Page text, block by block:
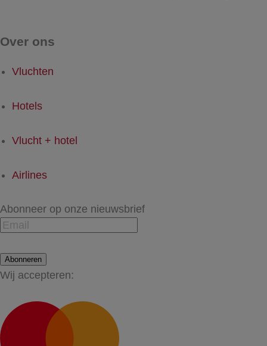
Over ons
Vluchten
Hotels
Vlucht + hotel
Airlines
Abonneer op onze nieuwsbrief
Abonneren
Wij accepteren: